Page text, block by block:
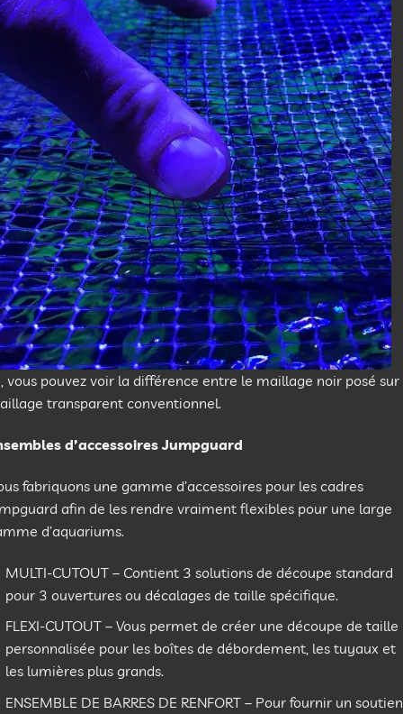
vous pouvez voir la différence entre le maillage noir posé sur
transparent conventionnel.
d’accessoires Jumpguard
fabriquons une gamme d’accessoires pour les cadres
afin de les rendre vraiment flexibles pour une large
d’aquariums.
MULTI-CUTOUT – Contient 3 solutions de découpe standard
pour 3 ouvertures ou décalages de taille spécifique.
FLEXI-CUTOUT – Vous permet de créer une découpe de taille
personnalisée pour les boîtes de débordement, les tuyaux et
les lumières plus grands.
ENSEMBLE DE BARRES DE RENFORT – Pour fournir un soutien